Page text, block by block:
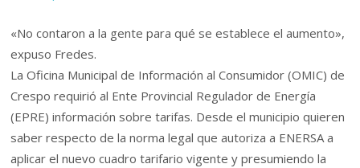
«No contaron a la gente para qué se establece el aumento»,
expuso Fredes.
La Oficina Municipal de Información al Consumidor (OMIC) de
Crespo requirió al Ente Provincial Regulador de Energía
(EPRE) información sobre tarifas. Desde el municipio quieren
saber respecto de la norma legal que autoriza a ENERSA a
aplicar el nuevo cuadro tarifario vigente y presumiendo la